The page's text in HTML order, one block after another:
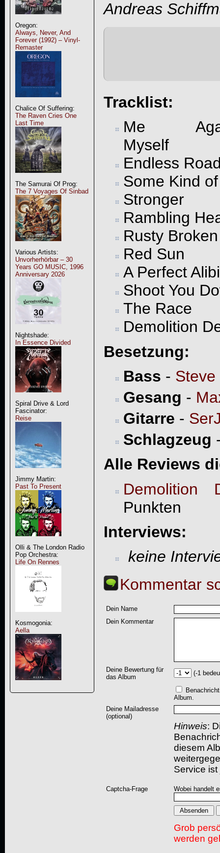
Oregon:
Always, Never, And
Forever (1992) – Vinyl-
Remaster
Chalice Of Suffering:
The Raven Cries One
Last Time
The Samurai Of Prog:
The 7 Voyages Of Sinbad
Various Artists:
Unvorherhörbar – 30
Years GO MUSIC, 1996
Anniversary 2026
Nightshade:
In Essence Divided
Spiral Drive & Lord
Fascinator:
Reise
Jimmy Martin:
Past To Present
Olli & The London Radio
Pop Orchestra:
Life On Rennes
Kosmogonia:
Aella
Andreas
Tracklist:
Me
Myself
Endless
Some Kind
Stronger
Rambling
Rusty
Red Sun
A Perfect Alibi
Shoot You
The Race
Demolition
Besetzung:
Bass - Steve
Gesang -
Gitarre -
Schlagzeug
Alle Reviews
Demolition
Punkten
Interviews:
keine
Kommentar
Dein Name
Dein Kommentar
Deine Bewertung für
das Album
(-1
Album.
Deine Mailadresse
(optional)
Hinweis:
diesem
Service
Captcha-Frage Wobei handelt
Grob
werden